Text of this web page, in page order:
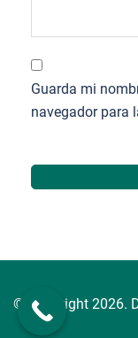
Guarda mi
navegador para
© Copyright 2026.